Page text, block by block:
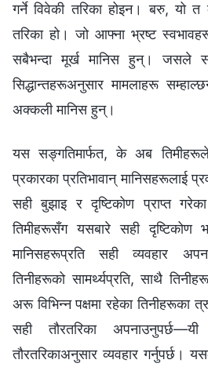
गर्ने विवेकी तरिका होइन। बरु, यो त
तरिका हो। जो आफ्ना भ्रष्ट
सबैभन्दा मूर्ख मानिस हुन्। जसले
सिद्धान्तहरूअनुसार मामलाहरू
अक्कली मानिस हुन्।
यस सङ्गतिमार्फत, के अब तिमीहरूले
प्रकारका प्रतिभावान् मानिसहरूलाई
सही बुझाइ र दृष्टिकोण प्राप्त
तिमीहरूसँग यसबारे सही
मानिसहरूप्रति सही व्यवहार
तिनीहरूको सामर्थ्यप्रति, साथै
अरू विभिन्न पक्षमा रहेका तिनीहरूका
सही तौरतरिका
तौरतरिकाअनुसार व्यवहार गर्नुपर्छ।